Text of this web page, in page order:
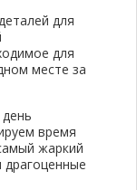
для
для
месте за
время
жаркий